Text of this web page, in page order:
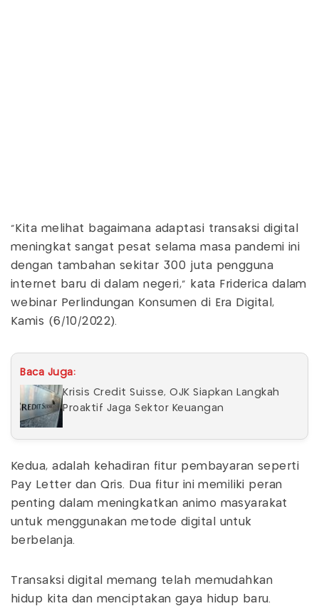
"Kita melihat bagaimana adaptasi transaksi digital
meningkat sangat pesat selama masa pandemi ini
dengan tambahan sekitar 300 juta pengguna
internet baru di dalam negeri," kata Friderica dalam
webinar Perlindungan Konsumen di Era Digital,
Kamis (6/10/2022).
Baca Juga:
Krisis Credit Suisse, OJK Siapkan Langkah
Proaktif Jaga Sektor Keuangan
Kedua, adalah kehadiran fitur pembayaran seperti
Pay Letter dan Qris. Dua fitur ini memiliki peran
penting dalam meningkatkan animo masyarakat
untuk menggunakan metode digital untuk
berbelanja.
Transaksi digital memang telah memudahkan
hidup kita dan menciptakan gaya hidup baru.